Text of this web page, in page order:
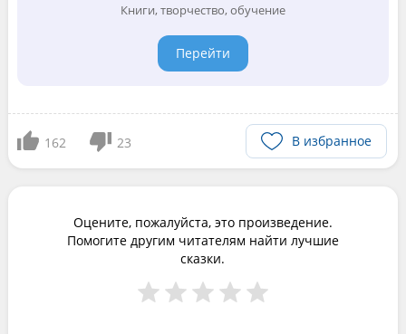
Книги, творчество, обучение
Перейти
162 23 В избранное
Оцените, пожалуйста, это произведение.
Помогите другим читателям найти лучшие
сказки.